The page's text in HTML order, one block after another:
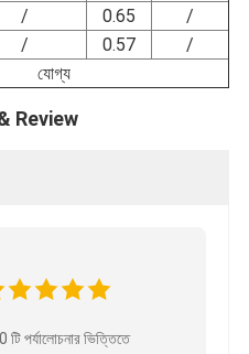
/ 0.65
/
/ 0.57
/
যোগ্য
Review
পর্যালোচনার ভিত্তিতে